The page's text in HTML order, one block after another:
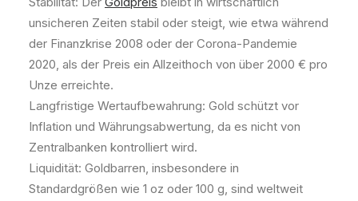
unsicheren Zeiten stabil oder steigt, wie etwa während
der Finanzkrise 2008 oder der Corona-Pandemie
2020, als der Preis ein Allzeithoch von über 2000 € pro
Unze erreichte.
Langfristige Wertaufbewahrung: Gold schützt vor
Inflation und Währungsabwertung, da es nicht von
Zentralbanken kontrolliert wird.
Liquidität: Goldbarren, insbesondere in
Standardgrößen wie 1 oz oder 100 g, sind weltweit